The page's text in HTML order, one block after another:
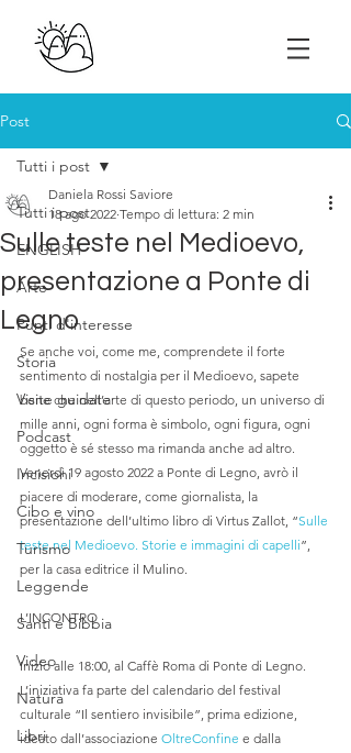
Post
Tutti i post
ENGLISH
Arte
Punti d'interesse
Storia
Visite guidate
Podcast
Incisioni
Cibo e vino
Turismo
Leggende
Santi e Bibbia
Video
Natura
Libri
Tutti i post
Sulle teste nel Medioevo,
presentazione a Ponte di
Legno
Daniela Rossi Saviore
18 ago 2022 Tempo di lettura: 2 min
Se anche voi, come me, comprendete il forte
sentimento di nostalgia per il Medioevo, sapete
bene che nell’arte di questo periodo, un universo di
mille anni, ogni forma è simbolo, ogni figura, ogni
oggetto è sé stesso ma rimanda anche ad altro.
Venerdì 19 agosto 2022 a Ponte di Legno, avrò il
piacere di moderare, come giornalista, la
presentazione dell’ultimo libro di Virtus Zallot, “Sulle
teste nel Medioevo. Storie e immagini di capelli”,
per la casa editrice il Mulino.
L’INCONTRO
Inizio alle 18:00, al Caffè Roma di Ponte di Legno.
L’iniziativa fa parte del calendario del festival
culturale “Il sentiero invisibile”, prima edizione,
ideato dall’associazione OltreConfine e dalla